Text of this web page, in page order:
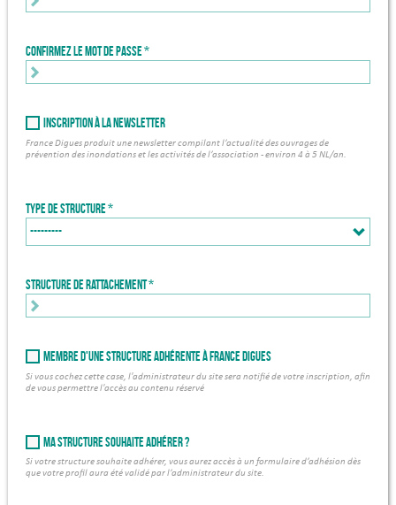
Confirmez le mot de passe
Inscription à la newsletter
France Digues produit une newsletter compilant l’actualité des ouvrages de
prévention des inondations et les activités de l’association - environ 4 à 5 NL/an.
Type de structure
Structure de rattachement *
Membre d'une structure adhérente à France Digues
Si vous cochez cette case, l'administrateur du site sera notifié de votre inscription, afin
de vous permettre l'accès au contenu réservé
Ma structure souhaite adhérer ?
Si votre structure souhaite adhérer, vous aurez accès à un formulaire d’adhésion dès
que votre profil aura été validé par l’administrateur du site.